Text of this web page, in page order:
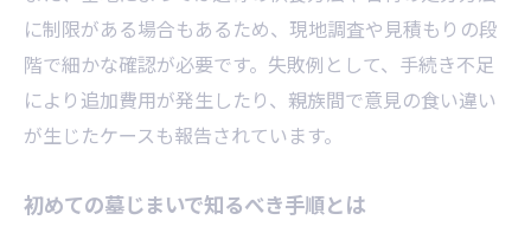
墓じまい費用相場と業者選びの注意点
お金がない場合の墓じまい対策法
見積もり比較で墓じまい費用を検討
補助金を活用した墓じまいの進め方
に制限がある場合もあるため、現地調査や見積もりの段
階で細かな確認が必要です。失敗例として、手続き不足
により追加費用が発生したり、親族間で意見の食い違い
が生じたケースも報告されています。
初めての墓じまいで知るべき手順とは